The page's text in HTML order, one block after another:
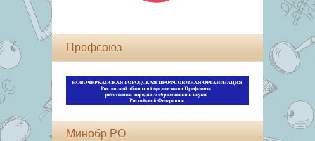
Профсоюз
Минобр РО